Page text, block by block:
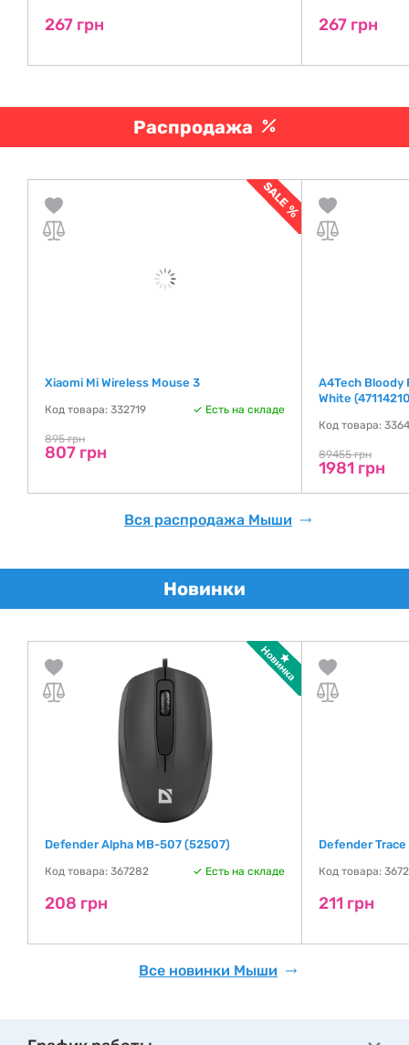
267 грн 267 грн
Распродажа
Xiaomi Mi Wireless Mouse 3
Код товара: 332719 Есть на складе
895 грн
807 грн
A4Tech Bloody
White
Код товара:
89455 грн
1981 грн
Вся распродажа Мыши
Новинки
Defender Alpha MB-507 (52507)
Код товара: 367282 Есть на складе
208 грн
Defender
Код товара:
211 грн
Все новинки Мыши